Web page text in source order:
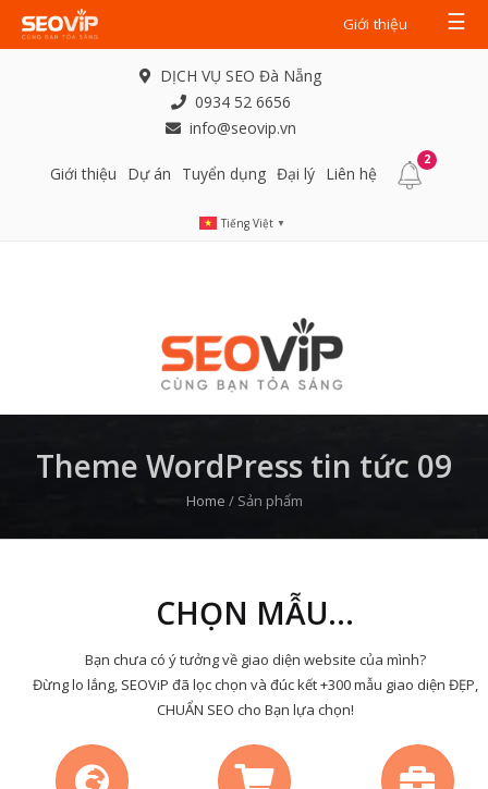
Giới thiệu ☰
DỊCH VỤ SEO Đà Nẵng
0934 52 6656
info@seovip.vn
Giới thiệu Dự án Tuyển dụng Đại lý Liên hệ
2
Tiếng Việt ▼
Theme WordPress tin tức 09
Home / Sản phẩm
CHỌN MẪU...
Bạn chưa có ý tưởng về giao diện website của mình?
Đừng lo lắng, SEOViP đã lọc chọn và đúc kết +300 mẫu giao diện ĐẸP,
CHUẨN SEO cho Bạn lựa chọn!